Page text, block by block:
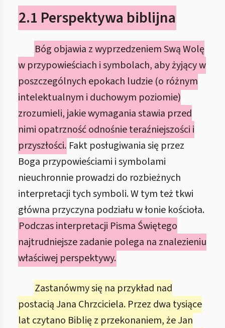
2.1 Perspektywa biblijna
Bóg objawia z wyprzedzeniem Swą Wolę
w przypowieściach i symbolach, aby żyjący w
poszczególnych epokach ludzie (o różnym
intelektualnym i duchowym poziomie)
zrozumieli, jakie wymagania stawia przed
nimi opatrzność odnośnie teraźniejszości i
przyszłości. Fakt posługiwania się przez
Boga przypowieściami i symbolami
nieuchronnie prowadzi do rozbieżnych
interpretacji tych symboli. W tym też tkwi
główna przyczyna podziału w łonie kościoła.
Podczas interpretacji Pisma Świętego
najtrudniejsze zadanie polega na znalezieniu
właściwej perspektywy.
Zastanówmy się na przykład nad
postacią Jana Chrzciciela. Przez dwa tysiące
lat czytano Biblię z przekonaniem, że Jan